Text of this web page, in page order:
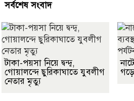
সর্বশেষ সংবাদ
টাকা-পয়সা নিয়ে দ্বন্দ্ব,
গোয়ালন্দে ছুরিকাঘাতে যুবলীগ
নেতার মৃত্যু